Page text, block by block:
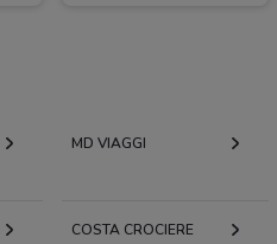
MD VIAGGI
COSTA CROCIERE